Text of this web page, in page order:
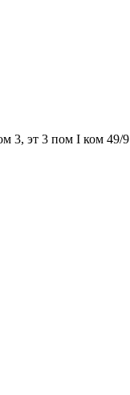
3, эт 3 пом I ком 49/9